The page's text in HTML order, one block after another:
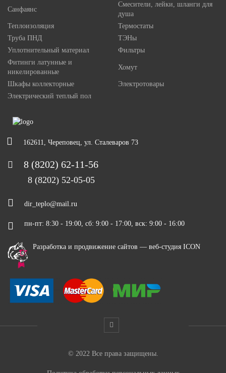
Санфаянс
Смесители, лейки, шланги для
душа
Теплоизоляция
Термостаты
Труба ПНД
ТЭНы
Уплотнительный материал
Фильтры
Фитинги латунные и
никелированные
Хомут
Шкафы коллекторные
Электротовары
Электрический теплый пол
162611, Череповец, ул. Сталеваров 73
8 (8202) 62-11-56
8 (8202) 52-05-05
dir_teplo@mail.ru
пн-пт: 8:30 - 19:00, сб: 9:00 - 17:00, вск: 9:00 - 16:00
Разработка и продвижение сайтов — веб-студия ICON
© 2022 Все права защищены.